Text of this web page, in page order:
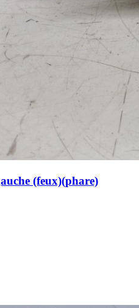
(feux)(phare)